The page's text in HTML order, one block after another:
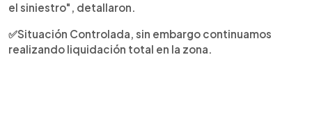
el siniestro", detallaron.
✅Situación Controlada, sin embargo continuamos
realizando liquidación total en la zona.